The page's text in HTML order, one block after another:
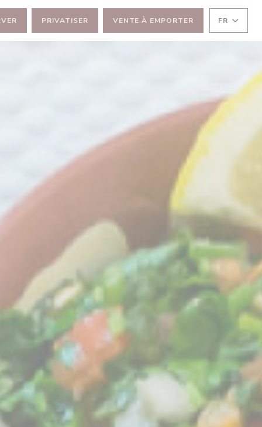
PRIVATISER VENTE À EMPORTER FR